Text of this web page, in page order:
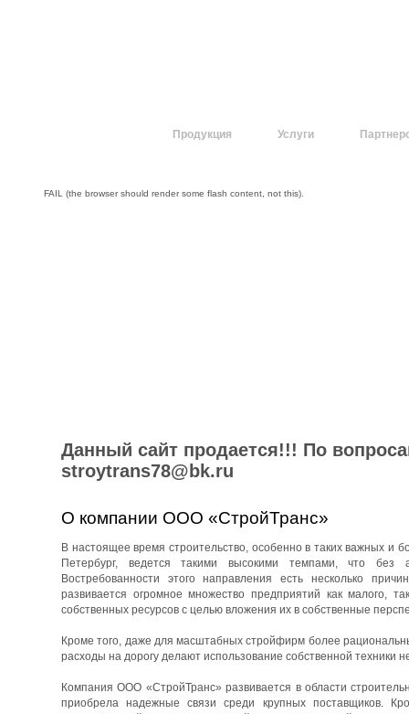
Продукция Услуги
FAIL (the browser should render some flash content, not this).
Данный сайт продается!!! По
stroytrans78@bk.ru
О компании ООО «СтройТранс»
В настоящее время строительство, особенно в таких важных и
Петербург, ведется такими высокими темпами, что без
Востребованности этого направления есть несколько
развивается огромное множество предприятий как малого,
собственных ресурсов с целью вложения их в собственные
Кроме того, даже для масштабных стройфирм более
расходы на дорогу делают использование собственной техники
Компания ООО «СтройТранс» развивается в области
приобрела надежные связи среди крупных поставщиков.